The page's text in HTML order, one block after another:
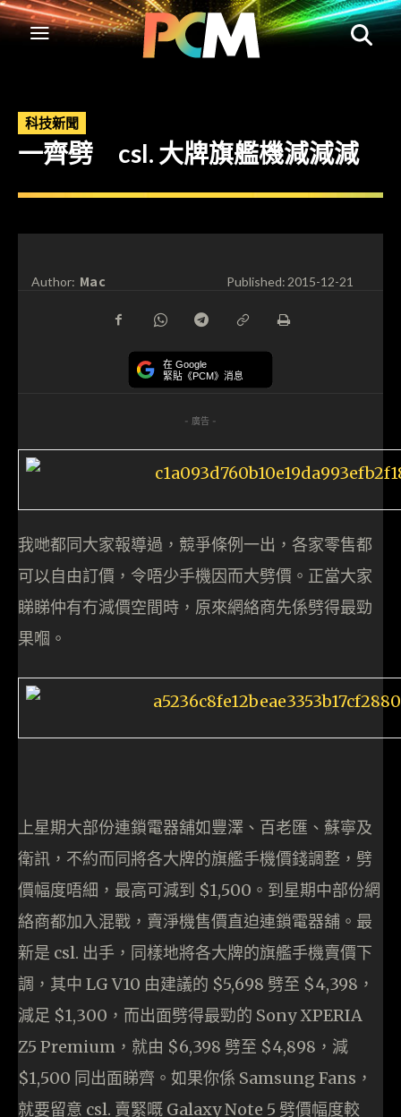
科技新聞
一齊劈 csl. 大牌旗艦機減減減
Author: Mac Published:2015-12-21
在 Google
緊貼《PCM》消息
- 廣告 -
我哋都同大家報導過，競爭條例一出，各家零售都
可以自由訂價，令唔少手機因而大劈價。正當大家
睇睇仲有冇減價空間時，原來網絡商先係劈得最勁
果嗰。
上星期大部份連鎖電器舖如豐澤、百老匯、蘇寧及
衛訊，不約而同將各大牌的旗艦手機價錢調整，劈
價幅度唔細，最高可減到 $1,500。到星期中部份網
絡商都加入混戰，賣淨機售價直迫連鎖電器舖。最
新是 csl. 出手，同樣地將各大牌的旗艦手機賣價下
調，其中 LG V10 由建議的 $5,698 劈至 $4,398，
減足 $1,300，而出面劈得最勁的 Sony XPERIA
Z5 Premium，就由 $6,398 劈至 $4,898，減
$1,500 同出面睇齊。如果你係 Samsung Fans，
就要留意 csl. 賣緊嘅 Galaxy Note 5 劈價幅度較